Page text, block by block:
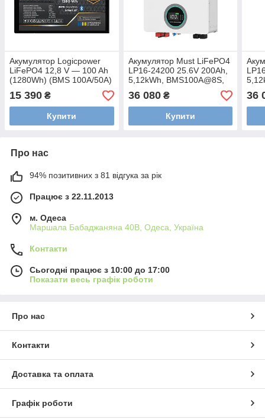
Акумулятор Logicpower
LiFePO4 12,8 V — 100 Ah
(1280Wh) (BMS 100A/50А)
пластик Smart BT
15 390 ₴
Купити
Акумулятор Must LiFePO4
LP16-24200 25.6V 200Ah,
5,12kWh, BMS100A@8S,
6000 cycles
36 080₴
Купити
36
Про нас
94% позитивних з 81 відгука за рік
Працює з 22.11.2013
м. Одеса
Маршала Бабаджаняна 40В, Одеса, Україна
Контакти
Сьогодні працює з 10:00 до 17:00
Показати весь графік роботи
Про нас
Контакти
Доставка та оплата
Графік роботи